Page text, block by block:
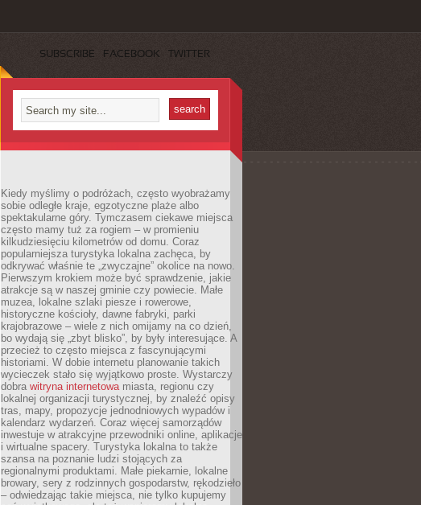
SUBSCRIBE FACEBOOK TWITTER
Kiedy myślimy o podróżach, często wyobrażamy
sobie odległe kraje, egzotyczne plaże albo
spektakularne góry. Tymczasem ciekawe miejsca
często mamy tuż za rogiem – w promieniu
kilkudziesięciu kilometrów od domu. Coraz
popularniejsza turystyka lokalna zachęca, by
odkrywać właśnie te „zwyczajne” okolice na nowo.
Pierwszym krokiem może być sprawdzenie, jakie
atrakcje są w naszej gminie czy powiecie. Małe
muzea, lokalne szlaki piesze i rowerowe,
historyczne kościoły, dawne fabryki, parki
krajobrazowe – wiele z nich omijamy na co dzień,
bo wydają się „zbyt blisko”, by były interesujące. A
przecież to często miejsca z fascynującymi
historiami. W dobie internetu planowanie takich
wycieczek stało się wyjątkowo proste. Wystarczy
dobra witryna internetowamiasta, regionu czy
lokalnej organizacji turystycznej, by znaleźć opisy
tras, mapy, propozycje jednodniowych wypadów i
kalendarz wydarzeń. Coraz więcej samorządów
inwestuje w atrakcyjne przewodniki online, aplikacje
i wirtualne spacery. Turystyka lokalna to także
szansa na poznanie ludzi stojących za
regionalnymi produktami. Małe piekarnie, lokalne
browary, sery z rodzinnych gospodarstw, rękodzieło
– odwiedzając takie miejsca, nie tylko kupujemy